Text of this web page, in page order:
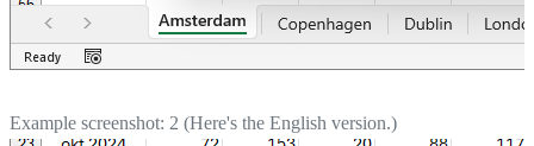
Example screenshot: 2 (Here's the English version.)